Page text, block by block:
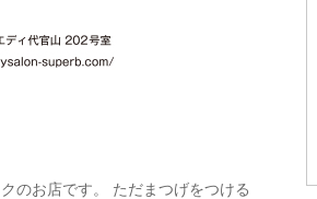
のお店です。 ただまつげをつける